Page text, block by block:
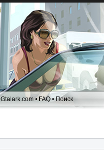
Gtalark.com •FAQ•Поиск